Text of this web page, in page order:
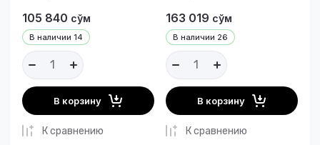
В наличии 14
105 840 сўм
В корзину
К сравнению
В наличии 26
163 019 сўм
В корзину
К сравнению